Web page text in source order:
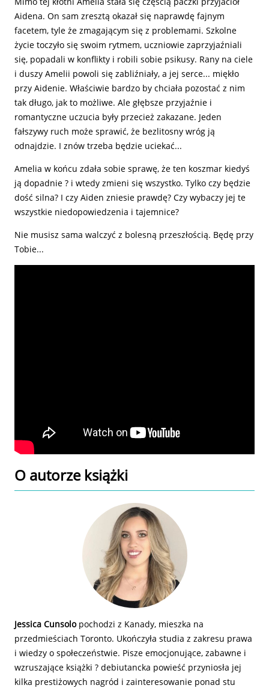
Aidena. On sam zresztą okazał się naprawdę fajnym
facetem, tyle że zmagającym się z problemami. Szkolne
życie toczyło się swoim rytmem, uczniowie zaprzyjaźniali
się, popadali w konflikty i robili sobie psikusy. Rany na ciele
i duszy Amelii powoli się zabliźniały, a jej serce... miękło
przy Aidenie. Właściwie bardzo by chciała pozostać z nim
tak długo, jak to możliwe. Ale głębsze przyjaźnie i
romantyczne uczucia były przecież zakazane. Jeden
fałszywy ruch może sprawić, że bezlitosny wróg ją
odnajdzie. I znów trzeba będzie uciekać...
Amelia w końcu zdała sobie sprawę, że ten koszmar kiedyś
ją dopadnie ? i wtedy zmieni się wszystko. Tylko czy będzie
dość silna? I czy Aiden zniesie prawdę? Czy wybaczy jej te
wszystkie niedopowiedzenia i tajemnice?
Nie musisz sama walczyć z bolesną przeszłością. Będę przy
Tobie...
O autorze książki
Jessica Cunsolopochodzi z Kanady, mieszka na
przedmieściach Toronto. Ukończyła studia z zakresu prawa
i wiedzy o społeczeństwie. Pisze emocjonujące, zabawne i
wzruszające książki ? debiutancka powieść przyniosła jej
kilka prestiżowych nagród i zainteresowanie ponad stu